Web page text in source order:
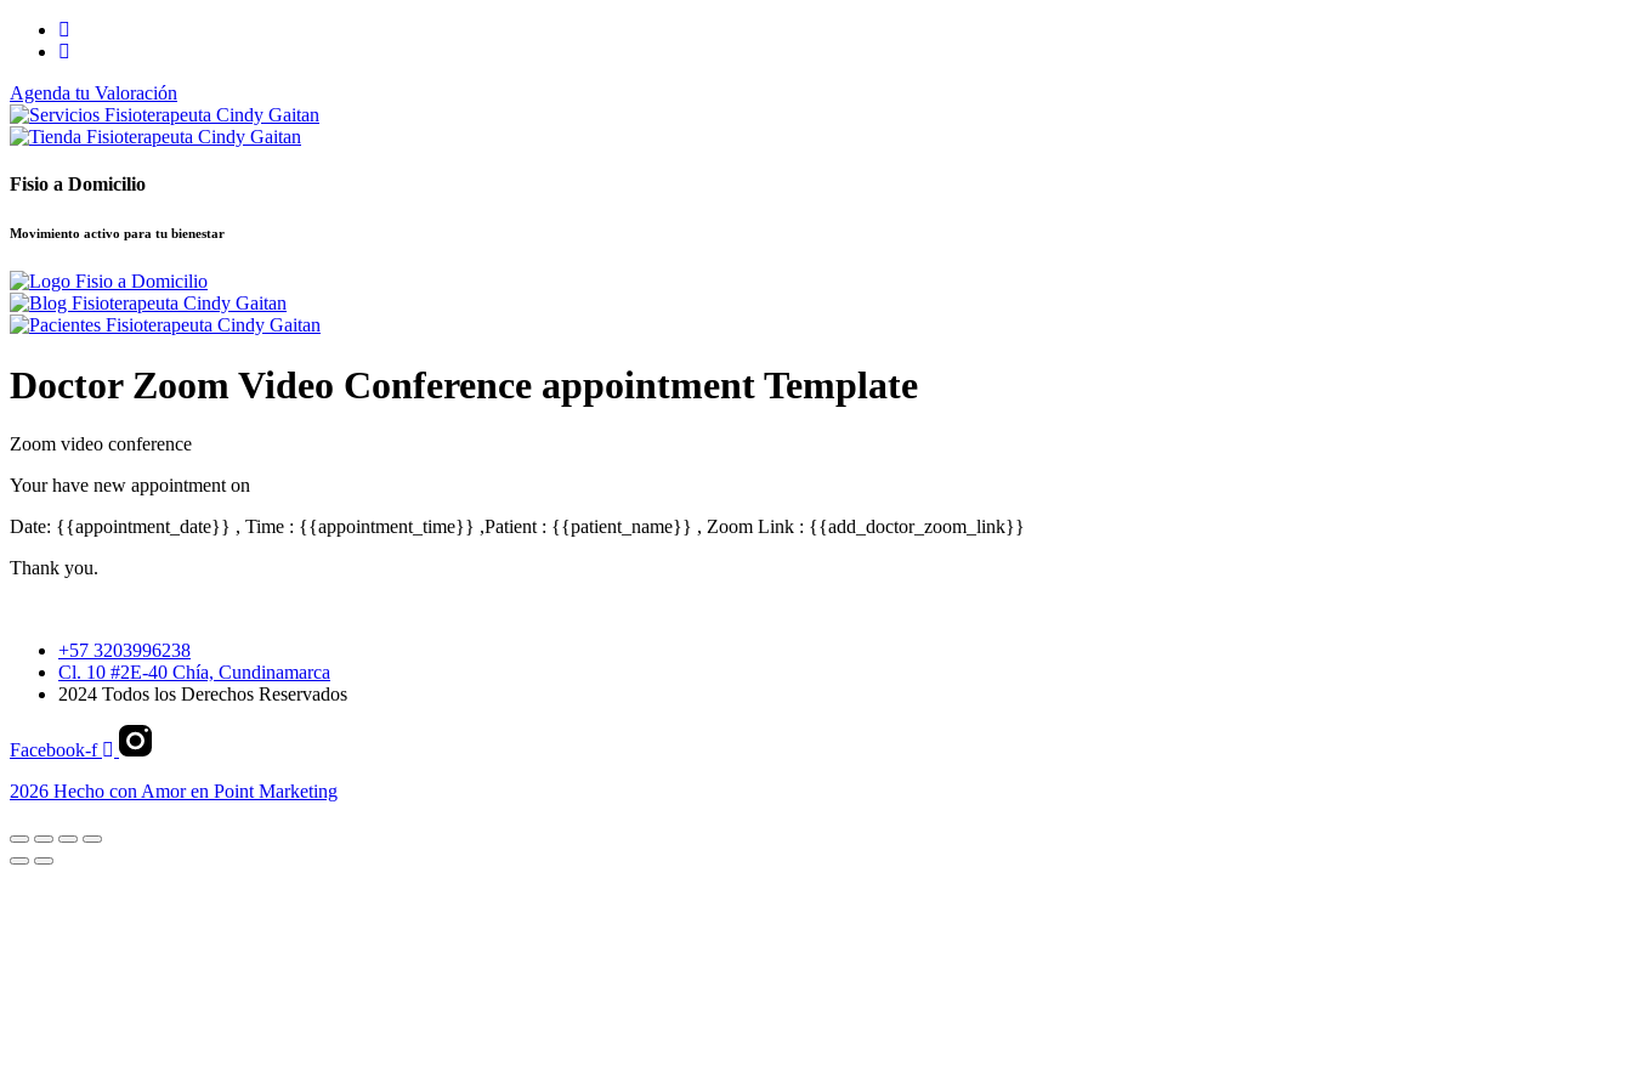
Saltar
Agenda tu Valoración
Fisio a Domicilio
Movimiento activo para tu bienestar
Doctor Zoom Video Conference appointment Template
Zoom video conference
Your have new appointment on
Date: {{appointment_date}} , Time : {{appointment_time}} ,Patient : {{patient_name}} , Zoom Link : {{add_doctor_zoom_link}}
Thank you.
+57 3203996238
Cl. 10 #2E-40 Chía, Cundinamarca
2024 Todos los Derechos Reservados
Facebook-f
2026 Hecho con Amor en Point Marketing